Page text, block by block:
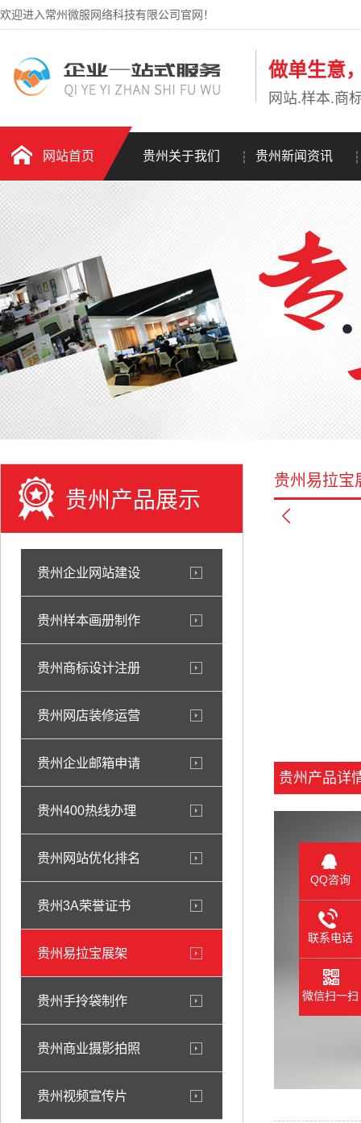
欢迎进入常州微服网络科技有限公司官网！
做单生意
网站.样本.商
网站首页 贵州关于我们 贵州新闻资讯
贵州产品展示
贵州企业网站建设
贵州样本画册制作
贵州商标设计注册
贵州网店装修运营
贵州企业邮箱申请
贵州400热线办理
贵州网站优化排名
贵州3A荣誉证书
贵州易拉宝展架
贵州手拎袋制作
贵州商业摄影拍照
贵州视频宣传片
贵州易拉宝
贵州产品详
QQ咨询
联系电话
微信扫一扫